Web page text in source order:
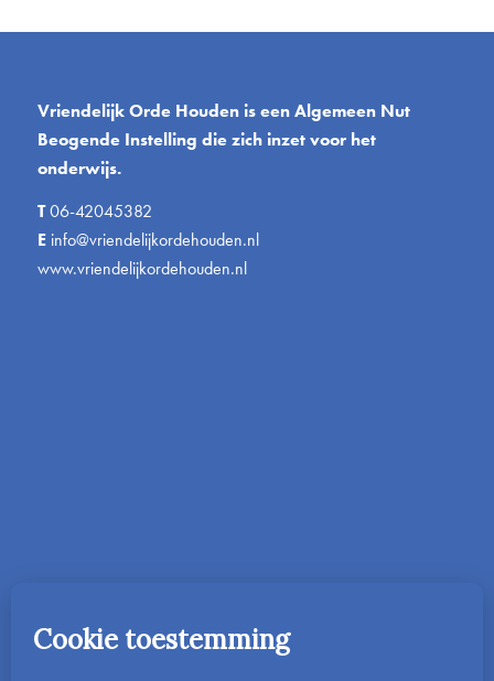
Vriendelijk Orde Houden is een Algemeen Nut
Beogende Instelling die zich inzet voor het
onderwijs.
T06-42045382
E info@vriendelijkordehouden.nl
www.vriendelijkordehouden.nl
gestart in Nederland. Vanaf 2023 is deze ook beschikbaar
in het Engels alswww.friendlyandfairteaching.com